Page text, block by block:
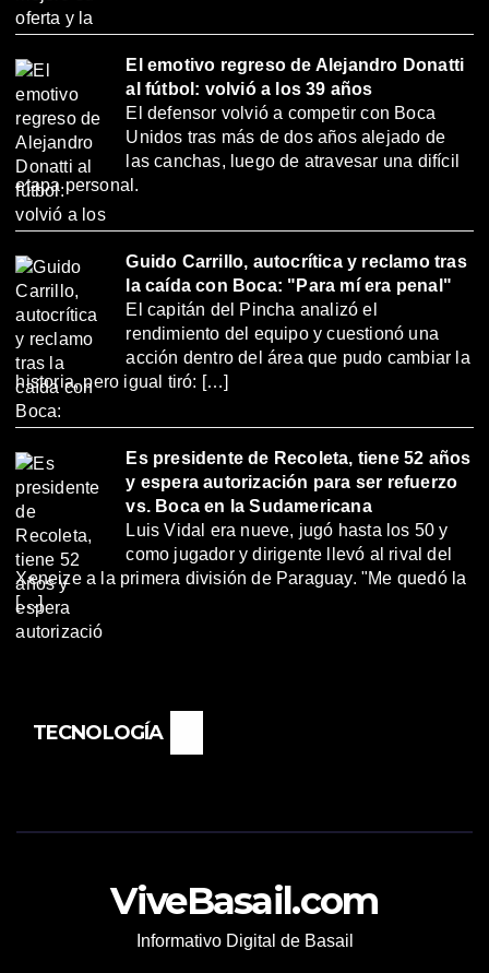
El emotivo regreso de Alejandro Donatti
al fútbol: volvió a los 39 años
El defensor volvió a competir con Boca
Unidos tras más de dos años alejado de
las canchas, luego de atravesar una difícil
etapa personal.
Guido Carrillo, autocrítica y reclamo tras
la caída con Boca: "Para mí era penal"
El capitán del Pincha analizó el
rendimiento del equipo y cuestionó una
acción dentro del área que pudo cambiar la
historia, pero igual tiró: […]
Es presidente de Recoleta, tiene 52 años
y espera autorización para ser refuerzo
vs. Boca en la Sudamericana
Luis Vidal era nueve, jugó hasta los 50 y
como jugador y dirigente llevó al rival del
Xeneize a la primera división de Paraguay. "Me quedó la
[…]
TECNOLOGÍA
ViveBasail.com
Informativo Digital de Basail